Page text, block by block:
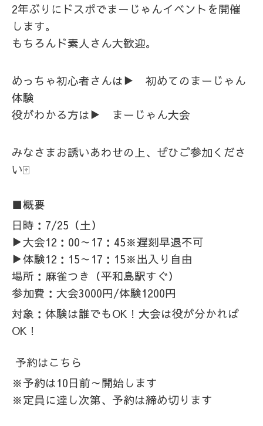
2年ぶりにドスポでまーじゃんイベントを開催
します。
もちろんド素人さん大歓迎。
めっちゃ初心者さんは▶ 初めてのまーじゃん
体験
役がわかる方は▶ まーじゃん大会
みなさまお誘いあわせの上、ぜひご参加くださ
い🀄
■概要
日時：7/25（土）
▶大会12：00～17：45※遅刻早退不可
▶体験12：15～17：15※出入り自由
場所：麻雀つき（平和島駅すぐ）
参加費：大会3000円/体験1200円
対象：体験は誰でもOK！大会は役が分かれば
OK！
予約はこちら
※予約は10日前～開始します
※定員に達し次第、予約は締め切ります